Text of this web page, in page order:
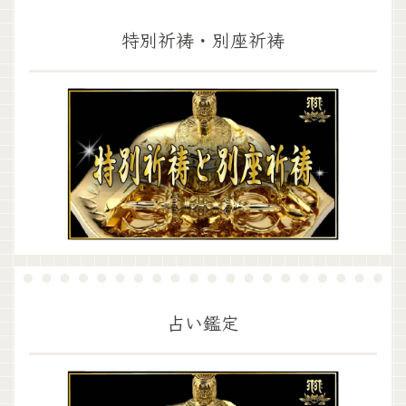
特別祈祷・別座祈祷
占い鑑定